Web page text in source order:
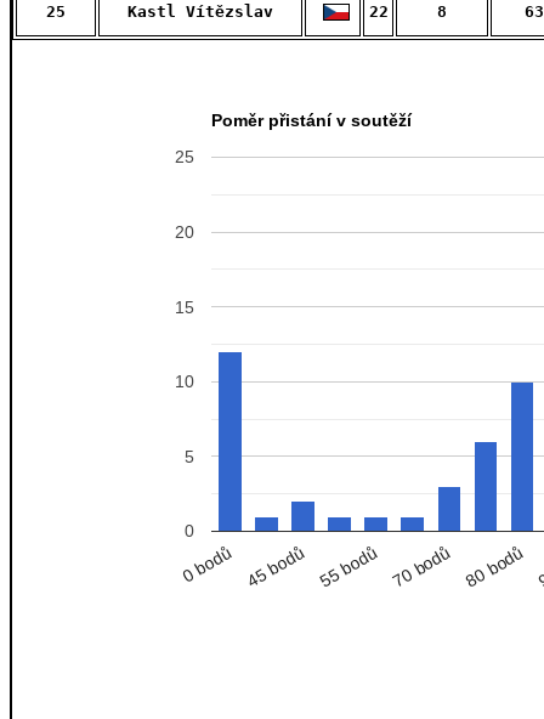
25 Kastl Vítězslav 22 8
Poměr přistání v soutěží
0 bodů 45 bodů 55 bodů 70 bodů 80 bodů
0
5
10
15
20
25